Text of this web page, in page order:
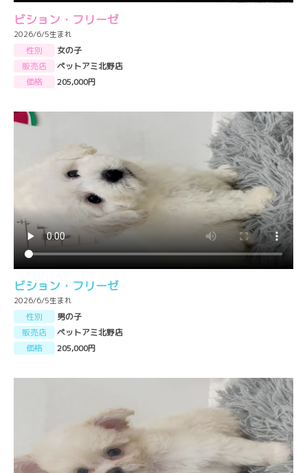
ビション・フリーゼ
2026/6/5生まれ
性別
女の子
販売店
ペットアミ北野店
価格
205,000円
ビション・フリーゼ
2026/6/5生まれ
性別
男の子
販売店
ペットアミ北野店
価格
205,000円